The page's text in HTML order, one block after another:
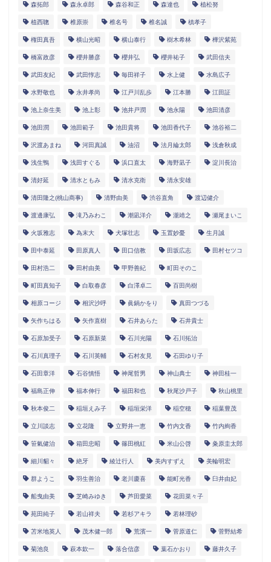
森拓郎 森永卓郎 森谷和正 森達也 植松努
植西聰 椎原崇 椎名号 椎名誠 槙孝子
権田真吾 横山光昭 横山泰行 樹木希林 樺沢紫苑
橋富政彦 櫻井勝彦 櫻井弘 櫻井祐子 武田信夫
武田友紀 武田惇志 毎田祥子 水上健 水島広子
水野敬也 永井孝尚 江戸川乱歩 江本勝 江田証
池上奈生美 池上彰 池井戸潤 池永陽 池田清彦
池田潤 池田範子 池田貴将 池田香代子 池谷裕二
沢渡あまね 河田真誠 油沼 法月綸太郎 浅倉秋成
浅生鴨 浅田すぐる 浜口直太 海野凪子 淀川長治
清好延 清水ともみ 清水克衛 清永安雄
清田隆之(桃山商事) 清野由美 渋谷直角 渡辺健介
渡邊康弘 滝乃みわこ 潮凪洋介 瀧靖之 瀬尾まいこ
火坂雅志 為末大 犬塚壮志 玉置妙憂 生月誠
田中泰延 田原真人 田口信教 田坂広志 田村セツコ
田村浩二 田村由美 甲野善紀 町田そのこ
町田真知子 白取春彦 白澤卓二 百田尚樹
相原コージ 相沢沙呼 眞鍋かをり 真田つづる
矢作ちはる 矢作直樹 石井あらた 石井貴士
石原加受子 石原新菜 石川光陽 石川拓治
石川真理子 石川英輔 石村友見 石田ゆり子
石田章洋 石谷慎悟 神尾哲男 神山典士 神田桂一
福島正伸 福本伸行 福田和也 秋尾沙戸子 秋山桃里
秋本俊二 稲垣えみ子 稲垣栄洋 稲空穂 稲葉豊茂
立川談志 立花隆 立野井一恵 竹内文香 竹内絢香
笹氣健治 箱田忠昭 篠田桃紅 米山公啓 粂原圭太郎
細川貂々 絶牙 綾辻行人 美内すずえ 美輪明宏
群ようこ 羽生善治 老川慶喜 能町光香 臼井由妃
船曳由美 芝崎みゆき 芦田愛菜 花田菜々子
苑田純子 若山祥夫 若杉アキラ 若林理砂
苫米地英人 茂木健一郎 荒濱一 菅原道仁 菅野結希
菊池良 萩本欽一 落合信彦 葉石かおり 藤井久子